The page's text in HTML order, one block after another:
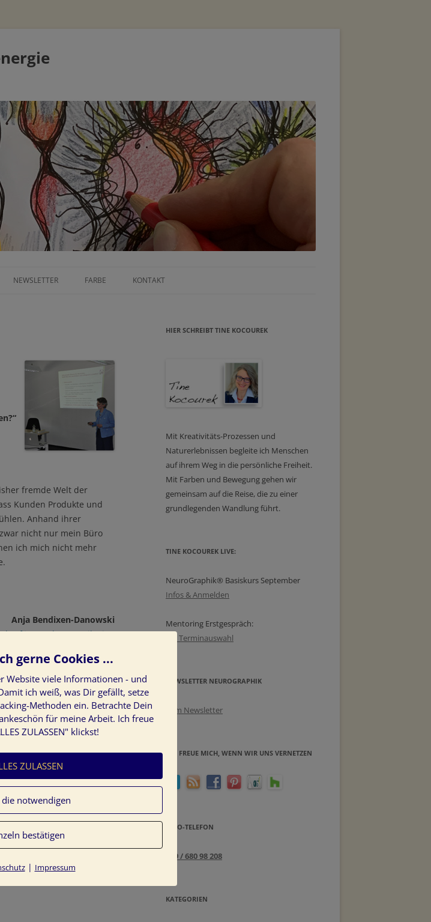
Inhalt
WEG ZUR
WAS GEHT 24 –
NEWSLETTER FARBE KONTAKT
fremde Welt der
Kunden Produkte und
Anhand ihrer
nicht nur mein Büro
ich mich nicht mehr
Anja Bendixen-Danowski
für pr + kommunikation
um die Farbpalette
Simona Kelber
Beautifulme-atelier.de
HIER SCHREIBT TINE KOCOUREK
Mit Kreativitäts-Prozessen und
Naturerlebnissen begleite ich Menschen
auf ihrem Weg in die persönliche Freiheit.
Mit Farben und Bewegung gehen wir
gemeinsam auf die Reise, die zu einer
grundlegenden Wandlung führt.
TINE KOCOUREK LIVE:
NeuroGraphik® Basiskurs September
Infos & Anmelden
Mentoring Erstgespräch:
zur Terminauswahl
NEWSLETTER NEUROGRAPHIK
Zum Newsletter
ICH FREUE MICH, WENN WIR UNS VERNETZEN
INFO-TELEFON
089 / 680 98 208
KATEGORIEN
gerne Cookies ...
Website viele Informationen - und
ich weiß, was Dir gefällt, setze
Methoden ein. Betrachte Dein
für meine Arbeit. Ich freue
ZULASSEN" klickst!
ZULASSEN
notwendigen
bestätigen
| Impressum